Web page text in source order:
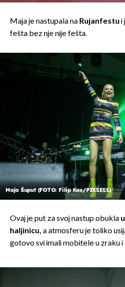
Maja je nastupala na Rujanfestu i
fešta bez nje nije fešta.
Maja Šuput (FOTO: Filip Kos/PIXSELL)
Ovaj je put za svoj nastup obukla
haljinicu, a atmosferu je toliko
gotovo svi imali mobitele u zraku i